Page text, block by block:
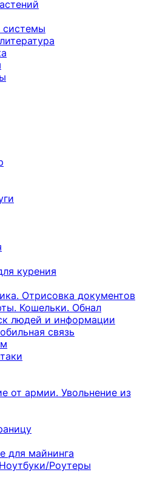
системы
курения
Отрисовка документов
Кошельки. Обнал
людей и информации
связь
от армии. Увольнение из
для майнинга
Роутеры